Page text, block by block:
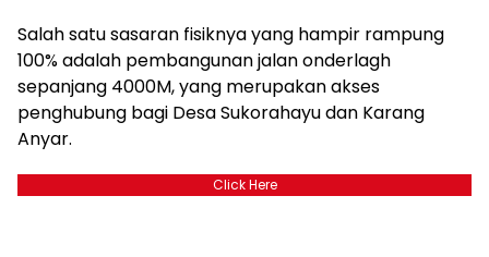
Salah satu sasaran fisiknya yang hampir rampung
100% adalah pembangunan jalan onderlagh
sepanjang 4000M, yang merupakan akses
penghubung bagi Desa Sukorahayu dan Karang
Anyar.
Click Here